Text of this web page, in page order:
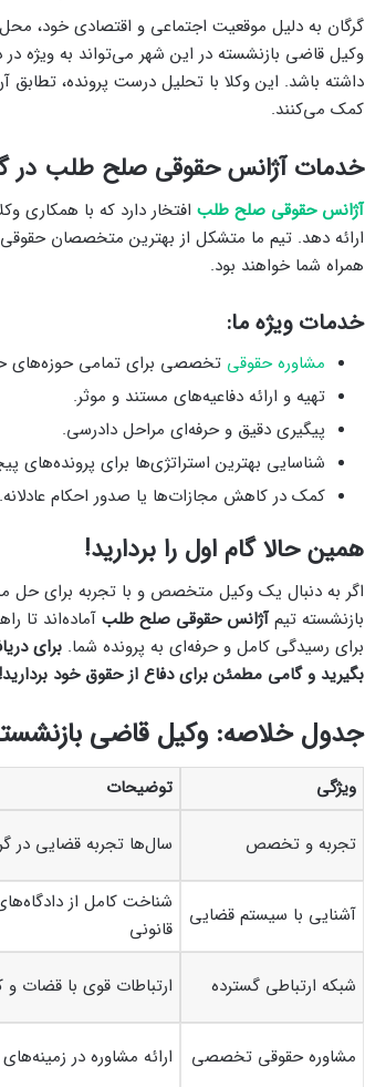
گرگان به دلیل موقعیت اجتماعی و اقتصادی خود،
وکیل قاضی بازنشسته در این شهر می‌تواند به‌ ویژه
داشته باشد. این وکلا با تحلیل درست پرونده، تطابق
کمک می‌کنند.
خدمات آژانس حقوقی صلح طلب در
آژانس حقوقی صلح طلب افتخار دارد که با همکاری
ارائه دهد. تیم ما متشکل از بهترین متخصصان
همراه شما خواهند بود.
خدمات ویژه ما:
مشاوره حقوقی تخصصی برای تمامی حوزه‌های
تهیه و ارائه دفاعیه‌های مستند و موثر.
پیگیری دقیق و حرفه‌ای مراحل دادرسی.
شناسایی بهترین استراتژی‌ها برای پرونده‌های
کمک در کاهش مجازات‌ها یا صدور احکام عادلانه.
همین حالا گام اول را بردارید!
اگر به دنبال یک وکیل متخصص و با تجربه برای حل
بازنشسته تیمآژانس حقوقی صلح طلب آماده‌اند تا
برای رسیدگی کامل و حرفه‌ای به پرونده شما. برای
بگیرید و گامی مطمئن برای دفاع از حقوق خود بردارید!
جدول خلاصه: وکیل قاضی
ویژگی توضیحات
تجربه و تخصص سال‌ها تجربه قضایی در
آشنایی با سیستم قضایی
شناخت کامل از
قانونی
شبکه ارتباطی گسترده ارتباطات قوی با قضات و
مشاوره حقوقی تخصصی ارائه مشاوره در